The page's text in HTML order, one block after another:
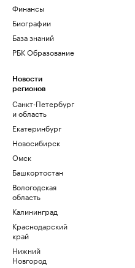
Финансы
Биографии
База знаний
РБК Образование
Новости
регионов
Санкт-Петербург
и область
Екатеринбург
Новосибирск
Омск
Башкортостан
Вологодская
область
Калининград
Краснодарский
край
Нижний
Новгород